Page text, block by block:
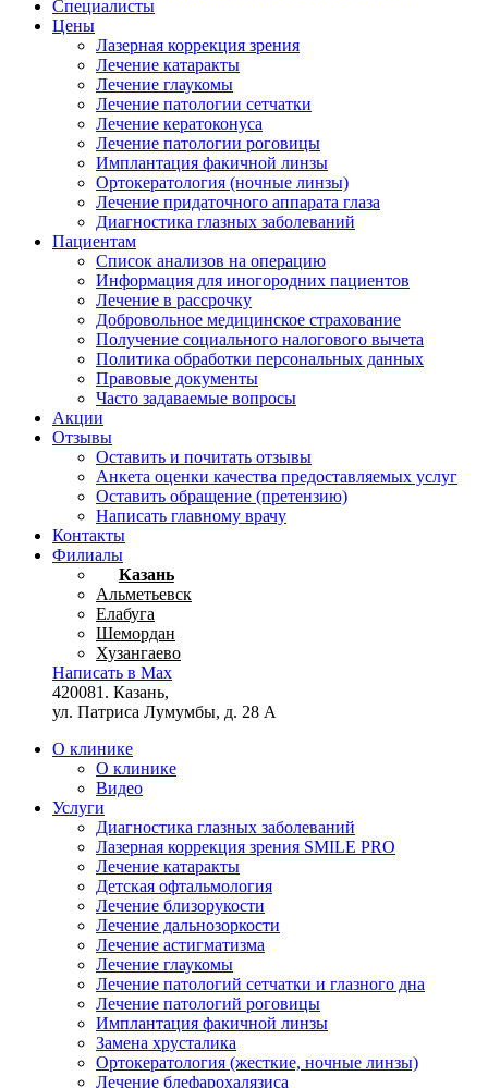
Специалисты
Цены
Лазерная коррекция зрения
Лечение катаракты
Лечение глаукомы
Лечение патологии сетчатки
Лечение кератоконуса
Лечение патологии роговицы
Имплантация факичной линзы
Ортокератология (ночные линзы)
Лечение придаточного аппарата глаза
Диагностика глазных заболеваний
Пациентам
Список анализов на операцию
Информация для иногородних пациентов
Лечение в рассрочку
Добровольное медицинское страхование
Получение социального налогового вычета
Политика обработки персональных данных
Правовые документы
Часто задаваемые вопросы
Акции
Отзывы
Оставить и почитать отзывы
Анкета оценки качества предоставляемых услуг
Оставить обращение (претензию)
Написать главному врачу
Контакты
Филиалы
Казань
Альметьевск
Елабуга
Шемордан
Хузангаево
Написать в Max
420081. Казань,
ул. Патриса Лумумбы, д. 28 А
О клинике
О клинике
Видео
Услуги
Диагностика глазных заболеваний
Лазерная коррекция зрения SMILE PRO
Лечение катаракты
Детская офтальмология
Лечение близорукости
Лечение дальнозоркости
Лечение астигматизма
Лечение глаукомы
Лечение патологий сетчатки и глазного дна
Лечение патологий роговицы
Имплантация факичной линзы
Замена хрусталика
Ортокератология (жесткие, ночные линзы)
Лечение блефарохалязиса